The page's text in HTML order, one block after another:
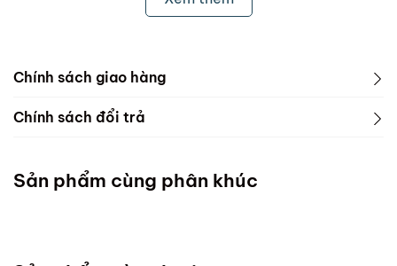
Chính sách giao hàng
1. Freeship & Lắp đặt cho khách hàng các tỉnh thành
Miền Bắc
Chính sách đổi trả
Sản phẩm cùng phân khúc